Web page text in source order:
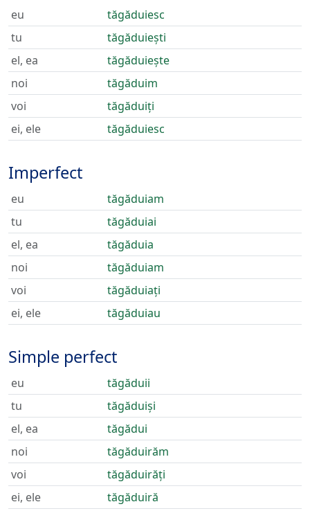
eu
tăgăduiesc
tu
tăgăduiești
el, ea
tăgăduiește
noi
tăgăduim
voi
tăgăduiți
ei, ele
tăgăduiesc
Imperfect
eu
tăgăduiam
tu
tăgăduiai
el, ea
tăgăduia
noi
tăgăduiam
voi
tăgăduiați
ei, ele
tăgăduiau
Simple perfect
eu
tăgăduii
tu
tăgăduiși
el, ea
tăgădui
noi
tăgăduirăm
voi
tăgăduirăți
ei, ele
tăgăduiră